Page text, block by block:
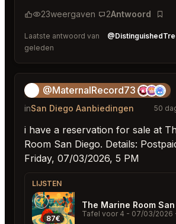
23weergaven 2Antwoord
Laatste antwoord van
geleden
@MaternalRecord73
inSan Diego Aanbiedingen 50
i have a reservation for sale at
Room San Diego. Details:
Friday, 07/03/2026, 5 PM
LIJSTEN
87€
The Marine Room
Tafel voor 4 - 07/03/2026